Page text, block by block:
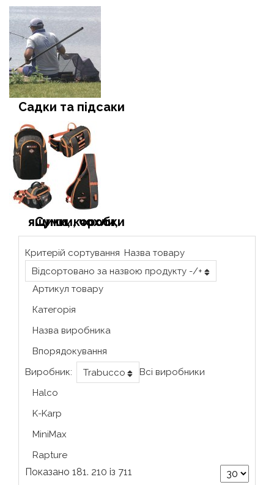
Садки та підсаки
Сумки, чохли, ящики, коробки
Критерій сортування
Відсортовано за назвою продукту -/+
Назва товару
Артикул товару
Категорія
Назва виробника
Впорядокування
Виробник:
Trabucco
Всі виробники
Halco
K-Karp
MiniMax
Rapture
Показано 181. 210 із 711